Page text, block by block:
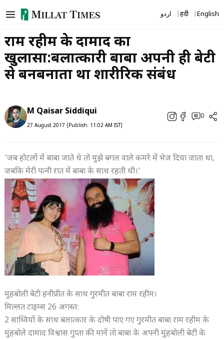
to
اردو हिंदी English
राम रहीम के दामाद का
खुलासा:बलात्कारी बाबा अपनी ही बेटी
से बनबनाता था शारीरिक संबंध
M Qaisar Siddiqui
27 August 2017 (Publish: 11:02 AM IST)
0
‘जब होटलों में बाबा जाते थे तो मुझे बगल वाले कमरे में भेज दिया जाता था,
जबकि मेरी पत्नी रात में बाबा के साथ रहती थी।’
मुहबोली बेटी हनीप्रीत के साथ गुरमीत बाबा राम रहीम।
मिल्लत टाइम्स 26 अगस्त:
2 साध्वियों के साथ बलात्कार के दोषी पाए गए गुरमीत बाबा राम रहीम के
मुंहबोले दामाद विश्वास गुप्ता की मानें तो बाबा के अपनी मुंहबोली बेटी के